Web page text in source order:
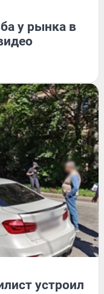
у рынка в
устроил